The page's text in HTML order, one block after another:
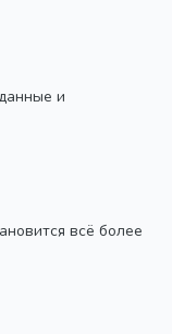
и
всё более